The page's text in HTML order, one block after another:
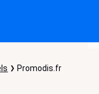
Promodis.fr